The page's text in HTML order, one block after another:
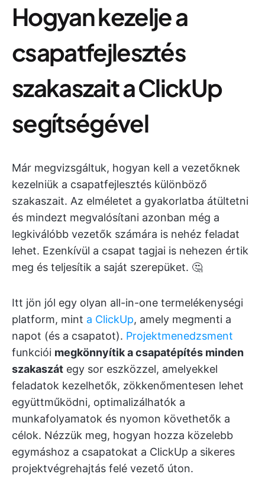
Hogyan kezelje a
csapatfejlesztés
szakaszait a ClickUp
segítségével
Már megvizsgáltuk, hogyan kell a vezetőknek
kezelniük a csapatfejlesztés különböző
szakaszait. Az elméletet a gyakorlatba átültetni
és mindezt megvalósítani azonban még a
legkiválóbb vezetők számára is nehéz feladat
lehet. Ezenkívül a csapat tagjai is nehezen értik
meg és teljesítik a saját szerepüket. 🤔
Itt jön jól egy olyan all-in-one termelékenységi
platform, mint a ClickUp, amely megmenti a
napot (és a csapatot). Projektmenedzsment
funkciói megkönnyítik a csapatépítés minden
szakaszát egy sor eszközzel, amelyekkel
feladatok kezelhetők, zökkenőmentesen lehet
együttműködni, optimalizálhatók a
munkafolyamatok és nyomon követhetők a
célok. Nézzük meg, hogyan hozza közelebb
egymáshoz a csapatokat a ClickUp a sikeres
projektvégrehajtás felé vezető úton.